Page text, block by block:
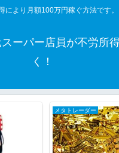
により月額100万円稼ぐ方法です。
ーパー店員が不労所
く！
メタトレーダー